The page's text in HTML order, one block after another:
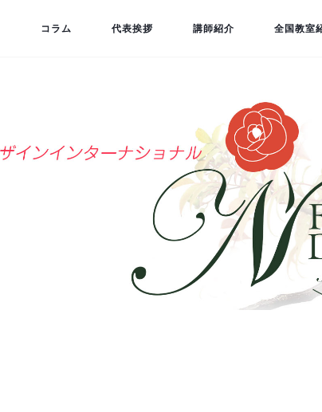
コラム 代表挨拶 講師紹介 全国教室